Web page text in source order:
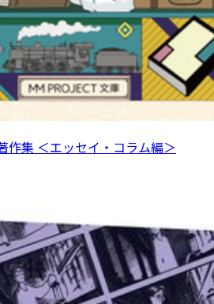
作集 ＜エッセイ・コラム編＞